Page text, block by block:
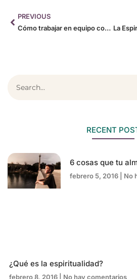
PREVIOUS
Cómo trabajar en equipo con tu pareja
RECENT
6 cosas que tu
febrero 5, 2016 No
¿Qué es la espiritualidad?
febrero 8, 2016 No hay comentarios